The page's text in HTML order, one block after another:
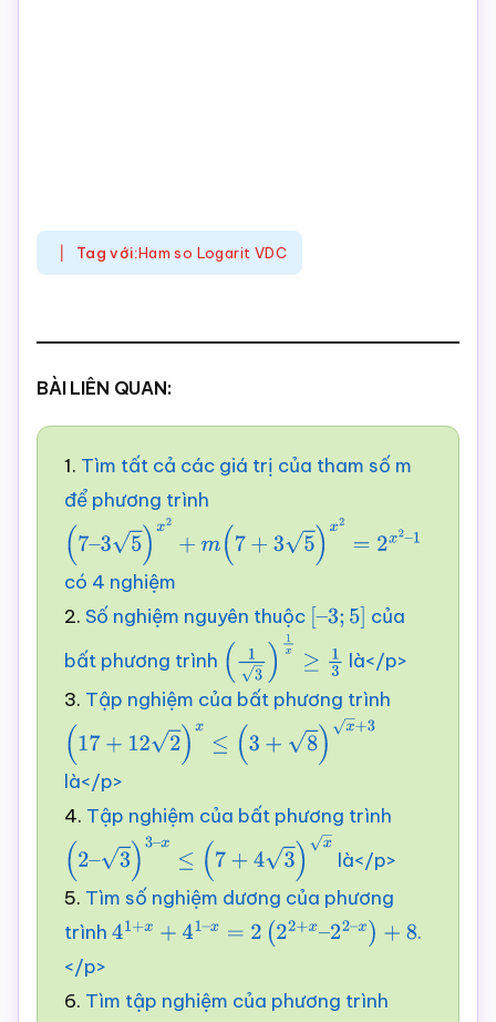
Tag với:Ham so Logarit VDC
BÀI LIÊN QUAN:
1. Tìm tất cả các giá trị của tham số m
để phương trình
( 7–35) x 2 m(7+35) x2 =2x2 –
có 4 nghiệm
2. Số nghiệm nguyên thuộc [–
3 5]
của
bất phương trình ( 13)1 x 3
là</p>
3. Tập nghiệm của bất phương trình
( 17+ 12 2)x≤ (3+ )x +3
là</p>
4. Tập nghiệm của bất phương trình
( 2–3)3 – 7+ 4 3 )x
là</p>
5. Tìm số nghiệm dương của phương
trình 41 + x +4 1–x= 2( 22+x– 22–x )+8
.
</p>
6. Tìm tập nghiệm của phương trình